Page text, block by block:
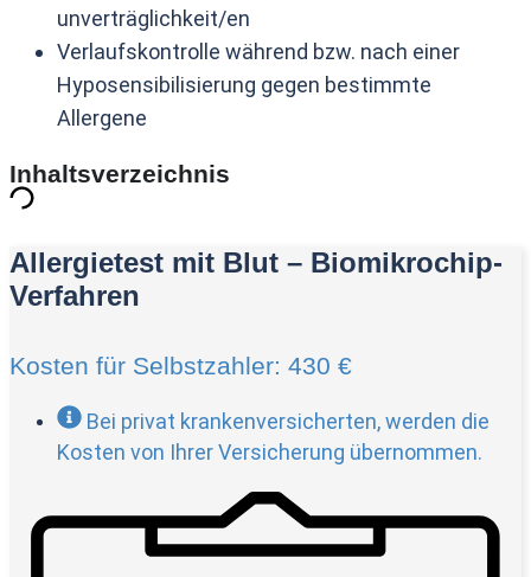
unverträglichkeit/en
Verlaufskontrolle während bzw. nach einer
Hyposensibilisierung gegen bestimmte
Allergene
Inhaltsverzeichnis
Allergietest mit Blut – Biomikrochip-
Verfahren
Kosten für Selbstzahler: 430 €
Bei privat krankenversicherten, werden die
Kosten von Ihrer Versicherung übernommen.